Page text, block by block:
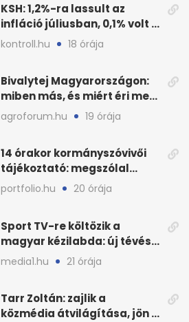
KSH: 1,2%-ra lassult az
infláció júliusban, 0,1% volt a
havi áresés
kontroll.hu 18 órája
Bivalytej Magyarországon:
miben más, és miért éri meg
feldolgozni?
agroforum.hu 19 órája
14 órakor kormányszóvivői
tájékoztató: megszólal
Magyar Péter is
portfolio.hu 20 órája
Sport TV-re költözik a
magyar kézilabda: új tévés
megállapodás
media1.hu 21 órája
Tarr Zoltán: zajlik a
közmédia átvilágítása, jön a